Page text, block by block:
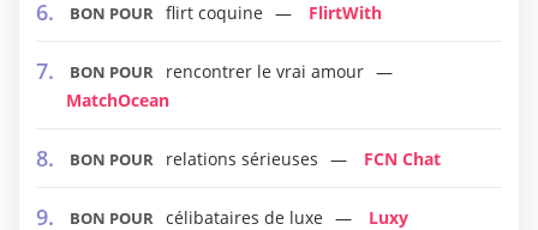
BON POUR flirt coquine FlirtWith
BON POUR
rencontrer le vrai amour
MatchOcean
BON POUR relations sérieuses FCN Chat
BON POUR célibataires de luxe Luxy